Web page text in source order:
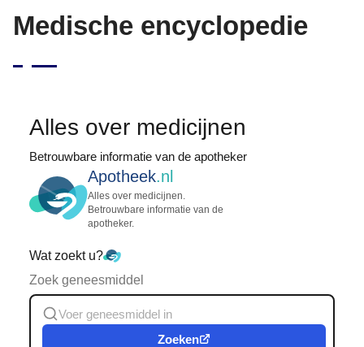
Medische encyclopedie
Alles over medicijnen
Betrouwbare informatie van de apotheker
Apotheek.nl
Alles over medicijnen.
Betrouwbare informatie van de
apotheker.
Wat zoekt u?
Zoek geneesmiddel
Zoeken